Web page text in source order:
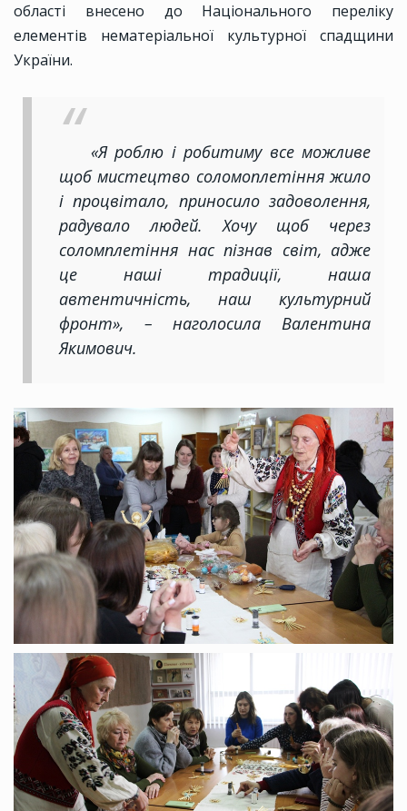
області внесено до Національного переліку
елементів нематеріальної культурної спадщини
України.
«Я роблю і робитиму все можливе
щоб мистецтво соломоплетіння жило
і процвітало, приносило задоволення,
радувало людей. Хочу щоб через
соломплетіння нас пізнав світ, адже
це наші традиції, наша
автентичність, наш культурний
фронт», – наголосила Валентина
Якимович.